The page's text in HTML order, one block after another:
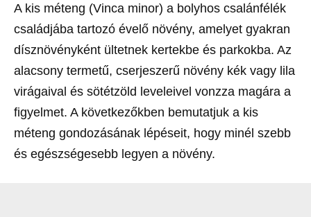
A kis méteng (Vinca minor) a bolyhos csalánfélék
családjába tartozó évelő növény, amelyet gyakran
dísznövényként ültetnek kertekbe és parkokba. Az
alacsony termetű, cserjeszerű növény kék vagy lila
virágaival és sötétzöld leveleivel vonzza magára a
figyelmet. A következőkben bemutatjuk a kis
méteng gondozásának lépéseit, hogy minél szebb
és egészségesebb legyen a növény.